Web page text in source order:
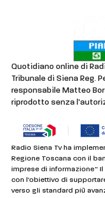
Quotidiano online di
Tribunale di Siena Reg.
responsabile Matteo
riprodotto senza
Radio Siena Tv ha
Regione Toscana con il
imprese di informazione”
con l’obiettivo di
verso gli standard più